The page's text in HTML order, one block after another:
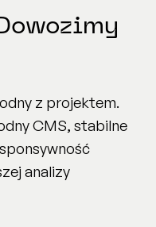
z projektem.
CMS, stabilne
analizy